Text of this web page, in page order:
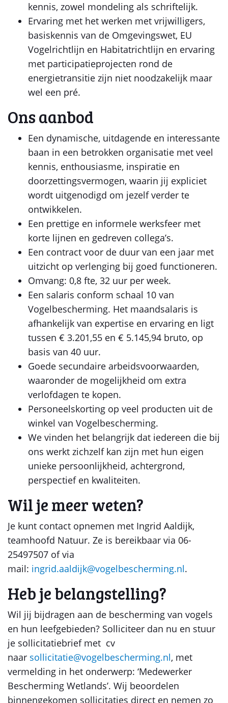
kennis, zowel mondeling als schriftelijk.
Ervaring met het werken met vrijwilligers,
basiskennis van de Omgevingswet, EU
Vogelrichtlijn en Habitatrichtlijn en ervaring
met participatieprojecten rond de
energietransitie zijn niet noodzakelijk maar
wel een pré.
Ons aanbod
Een dynamische, uitdagende en interessante
baan in een betrokken organisatie met veel
kennis, enthousiasme, inspiratie en
doorzettingsvermogen, waarin jij expliciet
wordt uitgenodigd om jezelf verder te
ontwikkelen.
Een prettige en informele werksfeer met
korte lijnen en gedreven collega’s.
Een contract voor de duur van een jaar met
uitzicht op verlenging bij goed functioneren.
Omvang: 0,8 fte, 32 uur per week.
Een salaris conform schaal 10 van
Vogelbescherming. Het maandsalaris is
afhankelijk van expertise en ervaring en ligt
tussen € 3.201,55 en € 5.145,94 bruto, op
basis van 40 uur.
Goede secundaire arbeidsvoorwaarden,
waaronder de mogelijkheid om extra
verlofdagen te kopen.
Personeelskorting op veel producten uit de
winkel van Vogelbescherming.
We vinden het belangrijk dat iedereen die bij
ons werkt zichzelf kan zijn met hun eigen
unieke persoonlijkheid, achtergrond,
perspectief en kwaliteiten.
Wil je meer weten?
Je kunt contact opnemen met Ingrid Aaldijk,
teamhoofd Natuur. Ze is bereikbaar via 06-
25497507 of via
mail: ingrid.aaldijk@vogelbescherming.nl.
Heb je belangstelling?
Wil jij bijdragen aan de bescherming van vogels
en hun leefgebieden? Solliciteer dan nu en stuur
je sollicitatiebrief met cv
naar sollicitatie@vogelbescherming.nl, met
vermelding in het onderwerp: ‘Medewerker
Bescherming Wetlands’. Wij beoordelen
binnengekomen sollicitaties direct en nemen zo